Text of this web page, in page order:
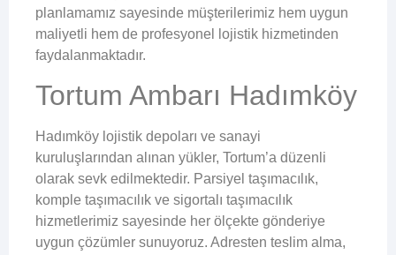
planlamamız sayesinde müşterilerimiz hem uygun
maliyetli hem de profesyonel lojistik hizmetinden
faydalanmaktadır.
Tortum Ambarı Hadımköy
Hadımköy lojistik depoları ve sanayi
kuruluşlarından alınan yükler, Tortum’a düzenli
olarak sevk edilmektedir. Parsiyel taşımacılık,
komple taşımacılık ve sigortalı taşımacılık
hizmetlerimiz sayesinde her ölçekte gönderiye
uygun çözümler sunuyoruz. Adresten teslim alma,